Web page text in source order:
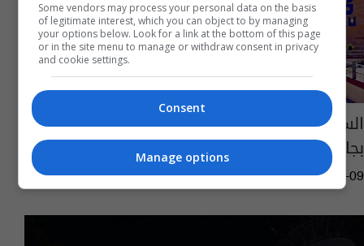
السفارة اللبنانية: منحة إلى 100 طالب للدراسة
بجامعة كلكامش
10:45 | 2021-01-09
Some vendors may process your personal data on the basis
of legitimate interest, which you can object to by managing
your options below. Look for a link at the bottom of this page
or in the site menu to manage or withdraw consent in privacy
and cookie settings.
Consent
Manage options